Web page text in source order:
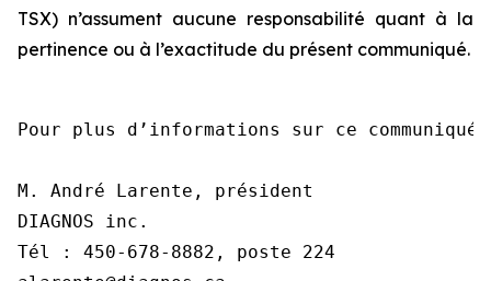
TSX) n’assument aucune responsabilité quant à la
pertinence ou à l’exactitude du présent communiqué.
Pour plus d’informations sur ce
M. André Larente, président
DIAGNOS inc.
Tél : 450-678-8882, poste 224